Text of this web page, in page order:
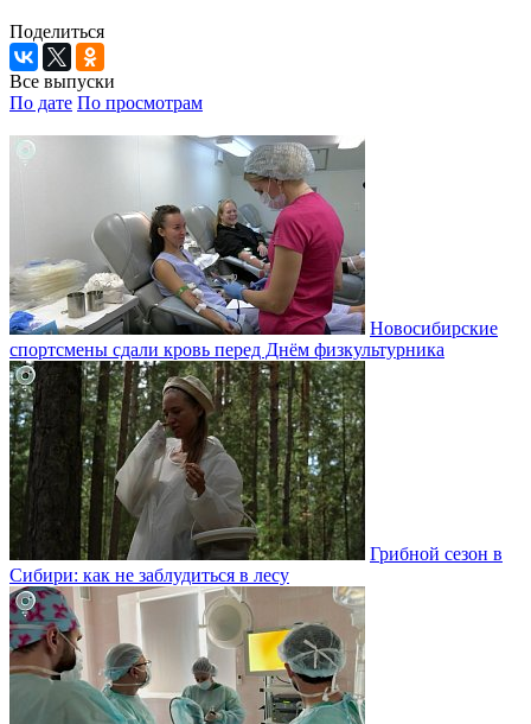
Поделиться
Все выпуски
По дате По просмотрам
Новосибирские
спортсмены сдали кровь перед Днём физкультурника
Грибной сезон в
Сибири: как не заблудиться в лесу